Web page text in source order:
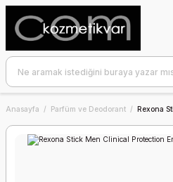
Anasayfa Parfüm ve Deodorant Rexona